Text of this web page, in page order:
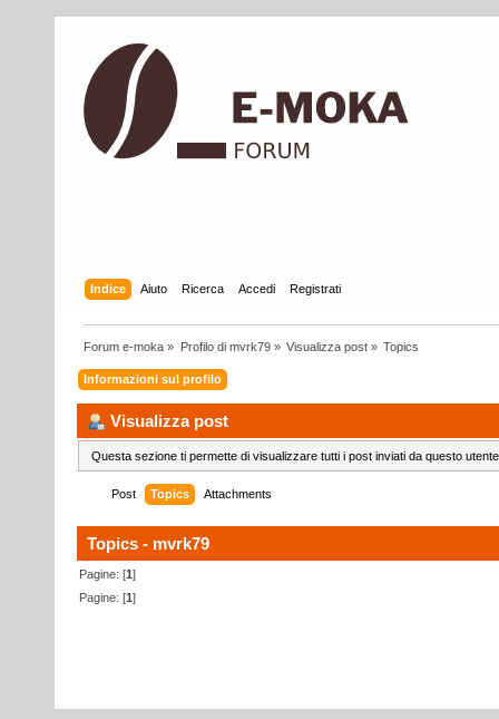
Indice Aiuto Ricerca Accedi Registrati
Forum e-moka » Profilo di mvrk79» Visualizza post» Topics
Informazioni sul profilo
Visualizza post
Questa sezione ti permette di visualizzare tutti i post inviati da questo
Post Topics Attachments
Topics - mvrk79
Pagine: [1]
Pagine: [1]